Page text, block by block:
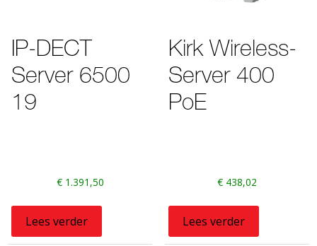
IP-DECT
Server 6500
19
€1.391,50
Lees verder
Kirk Wireless-
Server 400
PoE
€438,02
Lees verder